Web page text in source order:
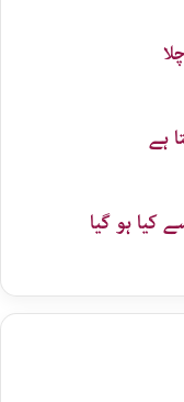
ہے
کیا ہو گیا